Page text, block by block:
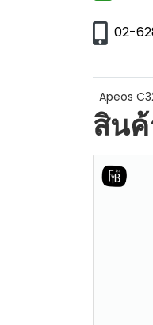
02-
Apeos
สินค้